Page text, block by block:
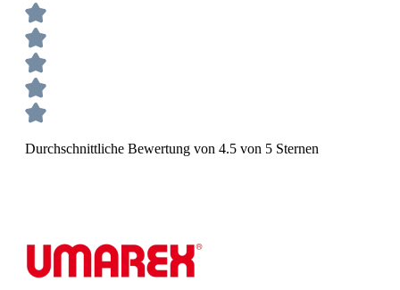
Durchschnittliche Bewertung von 4.5 von 5 Sternen